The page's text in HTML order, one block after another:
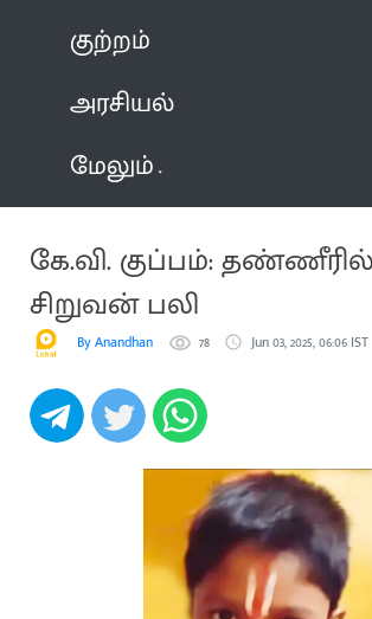
குற்றம்
அரசியல்
மேலும்
கே.வி. குப்பம்: தண்ணீரில்
சிறுவன் பலி
By Anandhan 78 Jun 03, 2025, 06:06 IST